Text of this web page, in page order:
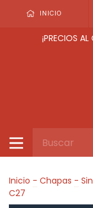
INICIO
¡PRECIOS
Inicio - Chapas -
C27